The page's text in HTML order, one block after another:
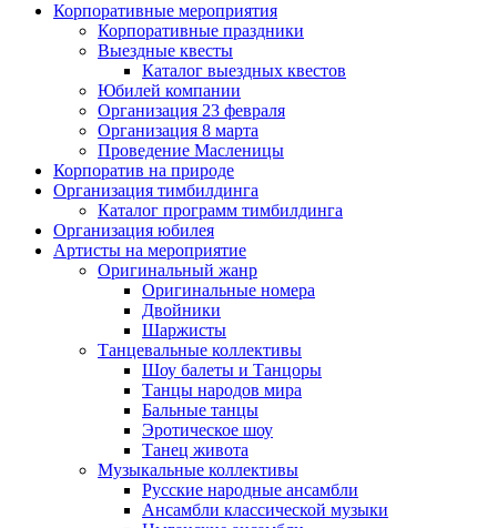
Корпоративные мероприятия
Корпоративные праздники
Выездные квесты
Каталог выездных квестов
Юбилей компании
Организация 23 февраля
Организация 8 марта
Проведение Масленицы
Корпоратив на природе
Организация тимбилдинга
Каталог программ тимбилдинга
Организация юбилея
Артисты на мероприятие
Оригинальный жанр
Оригинальные номера
Двойники
Шаржисты
Танцевальные коллективы
Шоу балеты и Танцоры
Танцы народов мира
Бальные танцы
Эротическое шоу
Танец живота
Музыкальные коллективы
Русские народные ансамбли
Ансамбли классической музыки